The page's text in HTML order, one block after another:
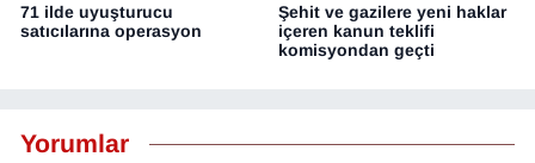
71 ilde uyuşturucu
satıcılarına operasyon
Şehit ve gazilere yeni haklar
içeren kanun teklifi
komisyondan geçti
Yorumlar